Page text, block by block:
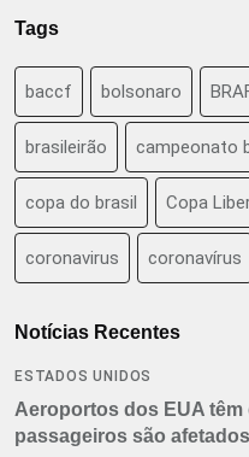
Tags
baccf bolsonaro
brasileirão campeonato
copa do brasil Copa
coronavirus coronavírus
Notícias Recentes
ESTADOS UNIDOS
Aeroportos dos EUA
passageiros são